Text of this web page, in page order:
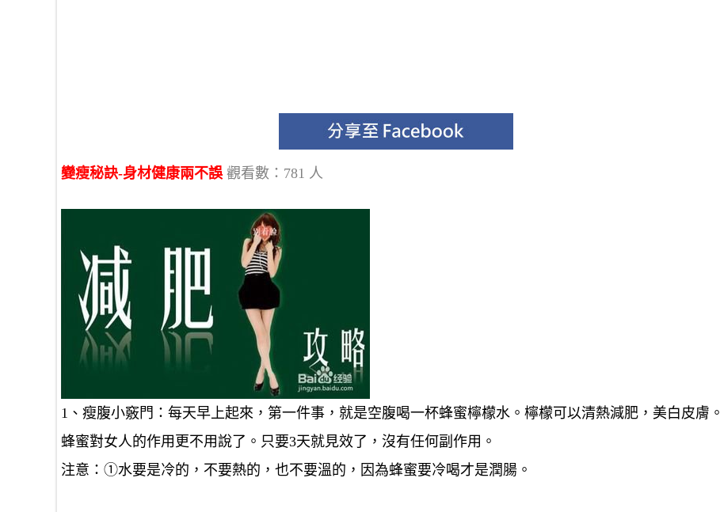
變瘦秘訣-身材健康兩不誤 觀看數：781 人
1、瘦腹小竅門：每天早上起來，第一件事，就是空腹喝一杯蜂蜜檸檬水。檸檬可以清熱減肥，美白皮膚。
蜂蜜對女人的作用更不用說了。只要3天就見效了，沒有任何副作用。
注意：①水要是冷的，不要熱的，也不要溫的，因為蜂蜜要冷喝才是潤腸。